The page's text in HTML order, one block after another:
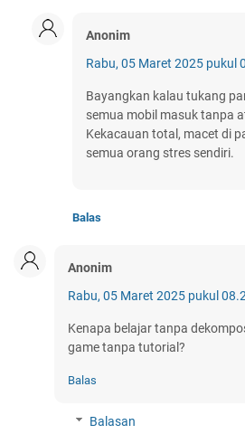
Anonim
Rabu, 05 Maret 2025 pukul
Bayangkan kalau tukang
semua mobil masuk tanpa
Kekacauan total, macet di
semua orang stres sendiri.
Balas
Anonim
Rabu, 05 Maret 2025 pukul
Kenapa belajar tanpa
game tanpa tutorial?
Balas
Balasan